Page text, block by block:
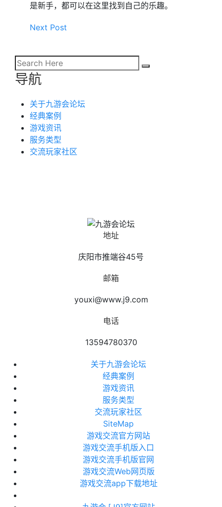
是新手，都可以在这里找到自己的乐趣。
Next Post
导航
关于九游会论坛
经典案例
游戏资讯
服务类型
交流玩家社区
地址
庆阳市推端谷45号
邮箱
youxi@www.j9.com
电话
13594780370
关于九游会论坛
经典案例
游戏资讯
服务类型
交流玩家社区
SiteMap
游戏交流官方网站
游戏交流手机版入口
游戏交流手机版官网
游戏交流Web网页版
游戏交流app下载地址